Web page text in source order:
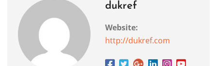
dukref
Website:
http://dukref.com